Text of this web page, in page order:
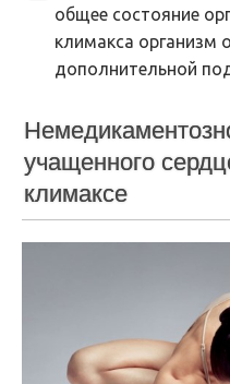
общее состояние
климакса организм
дополнительной
учащенного
климаксе